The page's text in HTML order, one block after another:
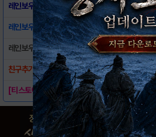
레인보우식스 쉐도우뱅가드 - 게임 스크린샷
레인보우식스 쉐도우뱅가드 - 플레이 후기~^^
레인보우식스 쉐도우뱅가드 - 자신의 게임로프트..
친구추가는 친구추가 카테고리에 작성해주시고, ..
[티스토어] 게임로프트, FPS의 상징'레인..